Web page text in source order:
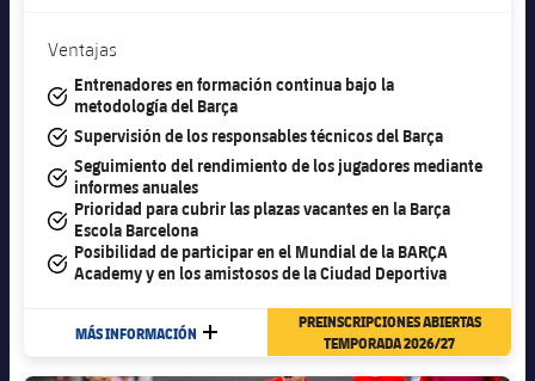
Ventajas
#tick
Entrenadores en formación continua bajo la
metodología del Barça
#tick
Supervisión de los responsables técnicos del Barça
#tick
Seguimiento del rendimiento de los jugadores mediante
informes anuales
#tick
Prioridad para cubrir las plazas vacantes en la Barça
Escola Barcelona
#tick
Posibilidad de participar en el Mundial de la BARÇA
Academy y en los amistosos de la Ciudad Deportiva
MÁS INFORMACIÓN MÁS
PREINSCRIPCIONES ABIERTAS
TEMPORADA 2026/27